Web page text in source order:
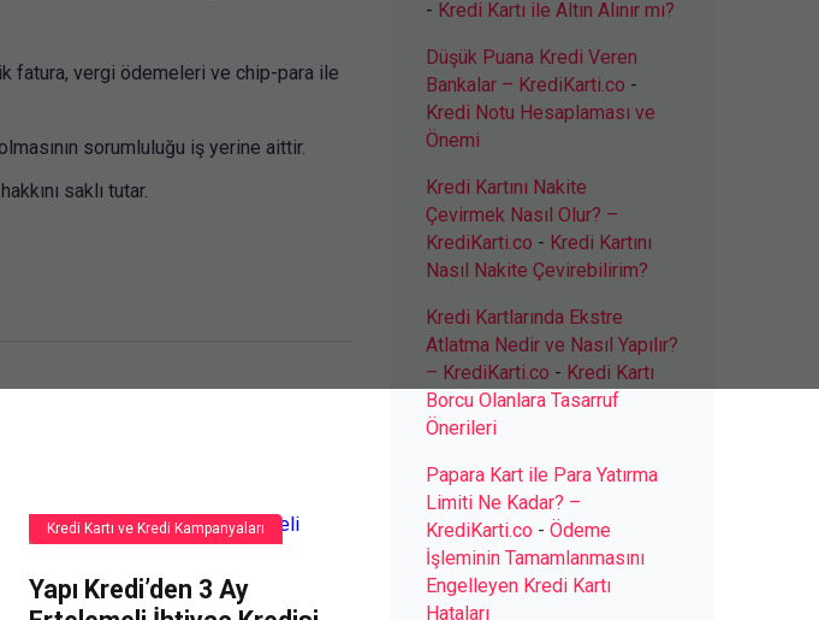
fatura, vergi ödemeleri ve chip-para ile
sorumluluğu iş yerine aittir.
saklı tutar.
Kredi Kartı ve Kredi Kampanyaları
Yapı Kredi’den 3 Ay
- Kredi Kartı ile Altın Alınır mı?
Düşük Puana Kredi Veren
Bankalar – KrediKarti.co -
Kredi Notu Hesaplaması ve
Önemi
Kredi Kartını Nakite
Çevirmek Nasıl Olur? –
KrediKarti.co - Kredi Kartını
Nasıl Nakite Çevirebilirim?
Kredi Kartlarında Ekstre
Atlatma Nedir ve Nasıl Yapılır?
– KrediKarti.co - Kredi Kartı
Borcu Olanlara Tasarruf
Önerileri
Papara Kart ile Para Yatırma
Limiti Ne Kadar? –
KrediKarti.co - Ödeme
İşleminin Tamamlanmasını
Engelleyen Kredi Kartı
Hataları